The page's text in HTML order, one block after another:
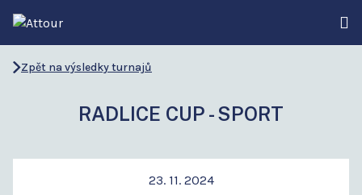
Zpět na výsledky turnajů
RADLICE CUP - SPORT
23. 11. 2024